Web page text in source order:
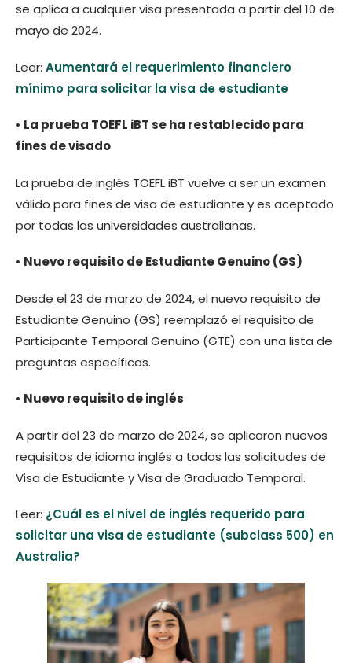
se aplica a cualquier visa presentada a partir del 10 de
mayo de 2024.
Leer: Aumentará el requerimiento financiero
mínimo para solicitar la visa de estudiante
• La prueba TOEFL iBT se ha restablecido para
fines de visado
La prueba de inglés TOEFL iBT vuelve a ser un examen
válido para fines de visa de estudiante y es aceptado
por todas las universidades australianas.
• Nuevo requisito de Estudiante Genuino (GS)
Desde el 23 de marzo de 2024, el nuevo requisito de
Estudiante Genuino (GS) reemplazó el requisito de
Participante Temporal Genuino (GTE) con una lista de
preguntas específicas.
• Nuevo requisito de inglés
A partir del 23 de marzo de 2024, se aplicaron nuevos
requisitos de idioma inglés a todas las solicitudes de
Visa de Estudiante y Visa de Graduado Temporal.
Leer: ¿Cuál es el nivel de inglés requerido para
solicitar una visa de estudiante (subclass 500) en
Australia?